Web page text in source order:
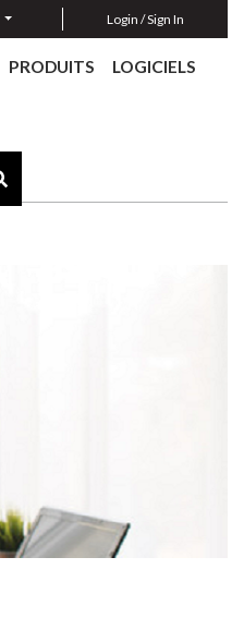
Login / Sign In
PRODUITS LOGICIELS